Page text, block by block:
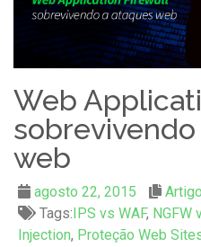
Web
web
agosto 22, 2015
Tags: IPS vs WAF, NGFW
Injection, Proteção Web